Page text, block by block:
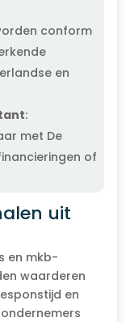
conform
en
:
met De
of
uit
en mkb-
waarderen
en